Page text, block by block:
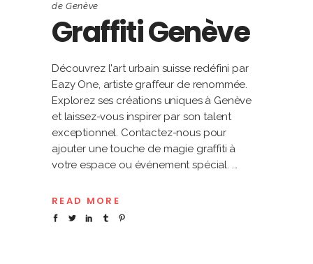
de Genève
Graffiti Genève
Découvrez l'art urbain suisse redéfini par
Eazy One, artiste graffeur de renommée.
Explorez ses créations uniques à Genève
et laissez-vous inspirer par son talent
exceptionnel. Contactez-nous pour
ajouter une touche de magie graffiti à
votre espace ou événement spécial.
READ MORE